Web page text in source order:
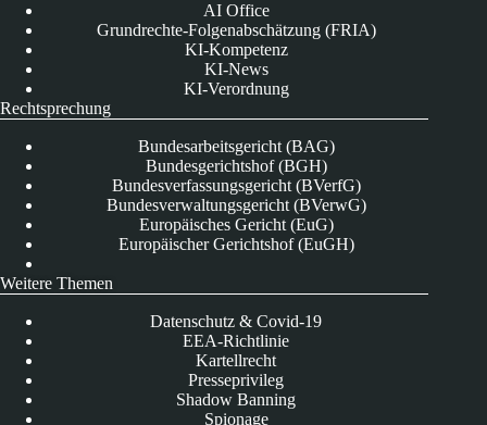
AI Office
Grundrechte-Folgenabschätzung (FRIA)
KI-Kompetenz
KI-News
KI-Verordnung
Rechtsprechung
Bundesarbeitsgericht (BAG)
Bundesgerichtshof (BGH)
Bundesverfassungsgericht (BVerfG)
Bundesverwaltungsgericht (BVerwG)
Europäisches Gericht (EuG)
Europäischer Gerichtshof (EuGH)
Weitere Themen
Datenschutz & Covid-19
EEA-Richtlinie
Kartellrecht
Presseprivileg
Shadow Banning
Spionage